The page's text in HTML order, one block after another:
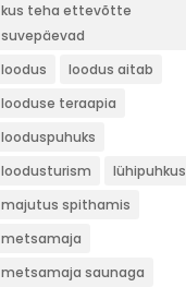
kus teha ettevõtte
suvepäevad
loodus
loodus aitab
looduse teraapia
looduspuhuks
loodusturism
lühipuhkus
majutus spithamis
metsamaja
metsamaja saunaga